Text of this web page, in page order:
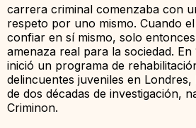
carrera criminal comenzaba con
respeto por uno mismo. Cuando
confiar en sí mismo, solo
amenaza real para la sociedad.
inició un programa de
delincuentes juveniles en
de dos décadas de investigación,
Criminon.